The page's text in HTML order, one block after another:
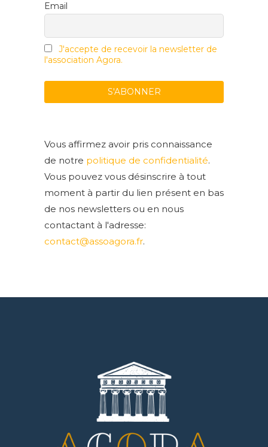
Email
J'accepte de recevoir la newsletter de
l'association Agora.
Vous affirmez avoir pris connaissance
de notre politique de confidentialité.
Vous pouvez vous désinscrire à tout
moment à partir du lien présent en bas
de nos newsletters ou en nous
contactant à l'adresse:
contact@assoagora.fr.